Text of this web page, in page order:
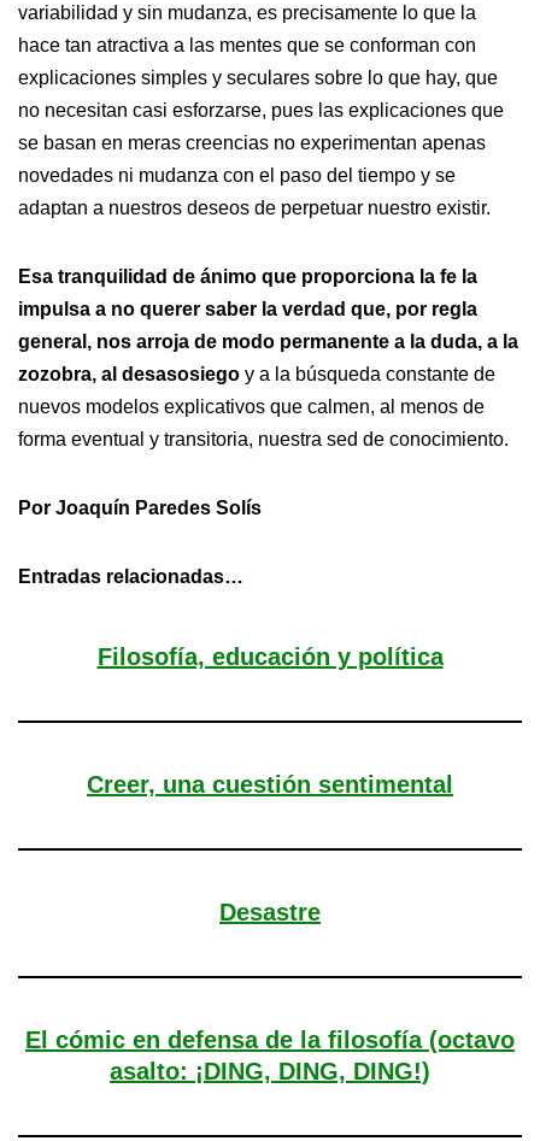
variabilidad y sin mudanza, es precisamente lo que la
hace tan atractiva a las mentes que se conforman con
explicaciones simples y seculares sobre lo que hay, que
no necesitan casi esforzarse, pues las explicaciones que
se basan en meras creencias no experimentan apenas
novedades ni mudanza con el paso del tiempo y se
adaptan a nuestros deseos de perpetuar nuestro existir.
Esa tranquilidad de ánimo que proporciona la fe la
impulsa a no querer saber la verdad que, por regla
general, nos arroja de modo permanente a la duda, a la
zozobra, al desasosiego y a la búsqueda constante de
nuevos modelos explicativos que calmen, al menos de
forma eventual y transitoria, nuestra sed de conocimiento.
Por Joaquín Paredes Solís
Entradas relacionadas…
Filosofía, educación y política
Creer, una cuestión sentimental
Desastre
El cómic en defensa de la filosofía (octavo
asalto: ¡DING, DING, DING!)